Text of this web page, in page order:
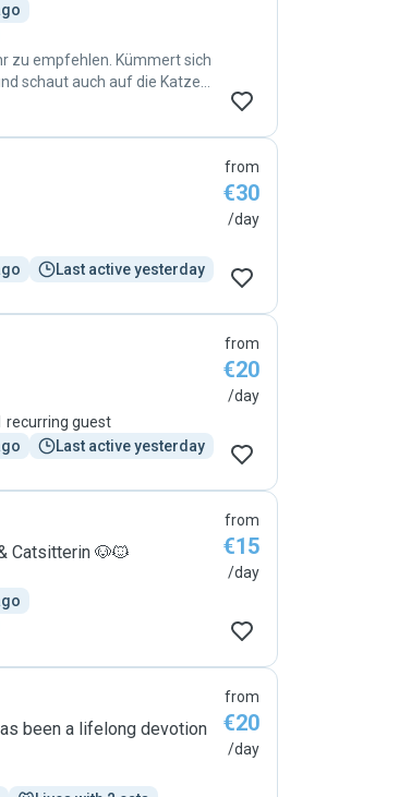
Kümmert sich
schaut auch auf die Katzen
;o)"
Last active yesterday
from
€30
/day
recurring guest
Last active yesterday
from
€20
/day
Catsitterin 🐶🐱
from
€15
/day
been a lifelong devotion
from
€20
/day